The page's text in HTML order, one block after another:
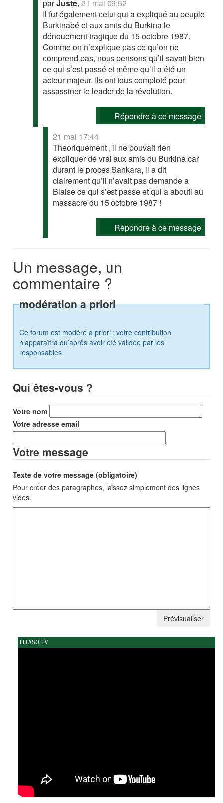
parJuste,21 mai 09:52
Il fut également celui qui a expliqué au peuple
Burkinabé et aux amis du Burkina le
dénouement tragique du 15 octobre 1987.
Comme on n’explique pas ce qu’on ne
comprend pas, nous pensons qu’il savait bien
ce qui s’est passé et même qu’il a été un
acteur majeur. Ils ont tous comploté pour
assassiner le leader de la révolution.
Répondre à ce message
21 mai 17:44
Theoriquement , il ne pouvait rien
expliquer de vrai aux amis du Burkina car
durant le proces Sankara, il a dit
clairement qu’il n’avait pas demande a
Blaise ce qui s’est passe et qui a abouti au
massacre du 15 octobre 1987 !
Répondre à ce message
Un message, un
commentaire ?
modération a priori
Ce forum est modéré a priori : votre contribution
n’apparaîtra qu’après avoir été validée par les
responsables.
Qui êtes-vous ?
Votre nom
Votre adresse email
Votre message
Texte de votre message (obligatoire)
Pour créer des paragraphes, laissez simplement des lignes
vides.
LEFASO TV